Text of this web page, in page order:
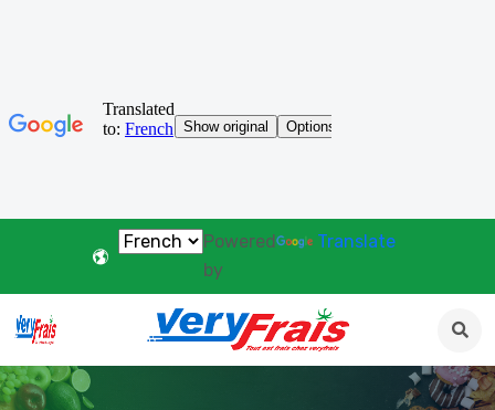
Powered
by
Translate